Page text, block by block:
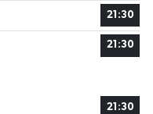
21:30
21:30
21:30